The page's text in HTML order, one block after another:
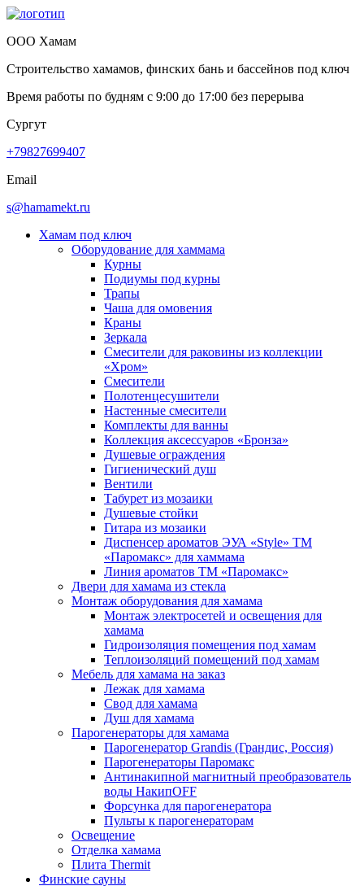
ООО Хамам
Строительство хамамов, финских бань и бассейнов под ключ
Время работы по будням с 9:00 до 17:00 без перерыва
Сургут
+79827699407
Email
s@hamamekt.ru
Хамам под ключ
Оборудование для хаммама
Курны
Подиумы под курны
Трапы
Чаша для омовения
Краны
Зеркала
Смесители для раковины из коллекции
«Хром»
Смесители
Полотенцесушители
Настенные смесители
Комплекты для ванны
Коллекция аксессуаров «Бронза»
Душевые ограждения
Гигиенический душ
Вентили
Табурет из мозаики
Душевые стойки
Гитара из мозаики
Диспенсер ароматов ЭУА «Style» ТМ
«Паромакс» для хаммама
Линия ароматов ТМ «Паромакс»
Двери для хамама из стекла
Монтаж оборудования для хамама
Монтаж электросетей и освещения для
хамама
Гидроизоляция помещения под хамам
Теплоизоляций помещений под хамам
Мебель для хамама на заказ
Лежак для хамама
Свод для хамама
Душ для хамама
Парогенераторы для хамама
Парогенератор Grandis (Грандис, Россия)
Парогенераторы Паромакс
Антинакипной магнитный преобразователь
воды НакипOFF
Форсунка для парогенератора
Пульты к парогенераторам
Освещение
Отделка хамама
Плита Thermit
Финские сауны